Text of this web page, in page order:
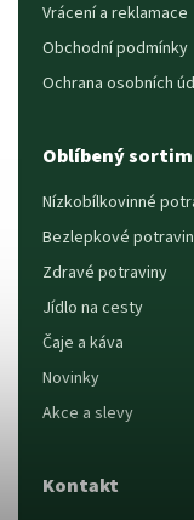
Vrácení a reklamace
Obchodní podmínky
Ochrana osobních
Oblíbený
Nízkobílkovinné
Bezlepkové
Zdravé potraviny
Jídlo na cesty
Čaje a káva
Novinky
Akce a slevy
Kontakt